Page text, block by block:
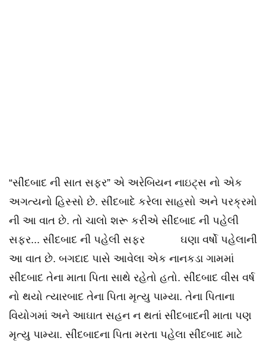
“સીંદબાદ ની સાત સફર” એ અરેબિયન નાઇટ્સ નો એક
અગત્યનો હિસ્સો છે. સીંદબાદે કરેલા સાહસો અને પરક્રમો
ની આ વાત છે. તો ચાલો શરૂ કરીએ સીંદબાદ ની પહેલી
સફર... સીંદબાદ ની પહેલી સફર ઘણા વર્ષો પહેલાની
આ વાત છે. બગદાદ પાસે આવેલા એક નાનકડા ગામમાં
સીંદબાદ તેના માતા પિતા સાથે રહેતો હતો. સીંદબાદ વીસ વર્ષ
નો થયો ત્યારબાદ તેના પિતા મૃત્યુ પામ્યા. તેના પિતાના
વિયોગમાં અને આઘાત સહન ન થતાં સીંદબાદની માતા પણ
મૃત્યુ પામ્યા. સીંદબાદના પિતા મરતા પહેલા સીંદબાદ માટે